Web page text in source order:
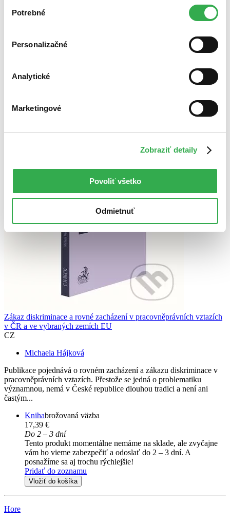
nám pomohlo, keby sme mohli používať všetky tieto
súhlasu
Potrebné
Personalizačné
Analytické
Marketingové
Zobraziť detaily
Povoliť všetko
Odmietnuť
Bestsellery
Najlacnejšie
Použité filtre
Zákaz diskriminace a rovné zacházení v pracovněprávních vztazích
v ČR a ve vybraných zemích EU
CZ
Michaela Hájková
Publikace pojednává o rovném zacházení a zákazu diskriminace v
pracovněprávních vztazích. Přestože se jedná o problematiku
významnou, nemá v České republice dlouhou tradici a není ani
častým...
Knihabrožovaná väzba
17,39 €
Do 2 – 3 dní
Tento produkt momentálne nemáme na sklade, ale zvyčajne
vám ho vieme zabezpečiť a odoslať do 2 – 3 dní. A
posnažíme sa aj trochu rýchlejšie!
Pridať do zoznamu
Vložiť do košíka
Hore